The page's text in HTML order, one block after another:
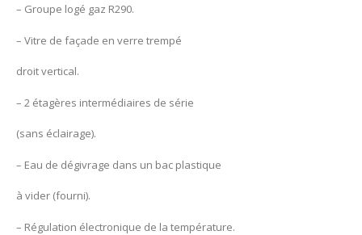
– Groupe logé gaz R290.
– Vitre de façade en verre trempé
droit vertical.
– 2 étagères intermédiaires de série
(sans éclairage).
– Eau de dégivrage dans un bac plastique
à vider (fourni).
– Régulation électronique de la température.